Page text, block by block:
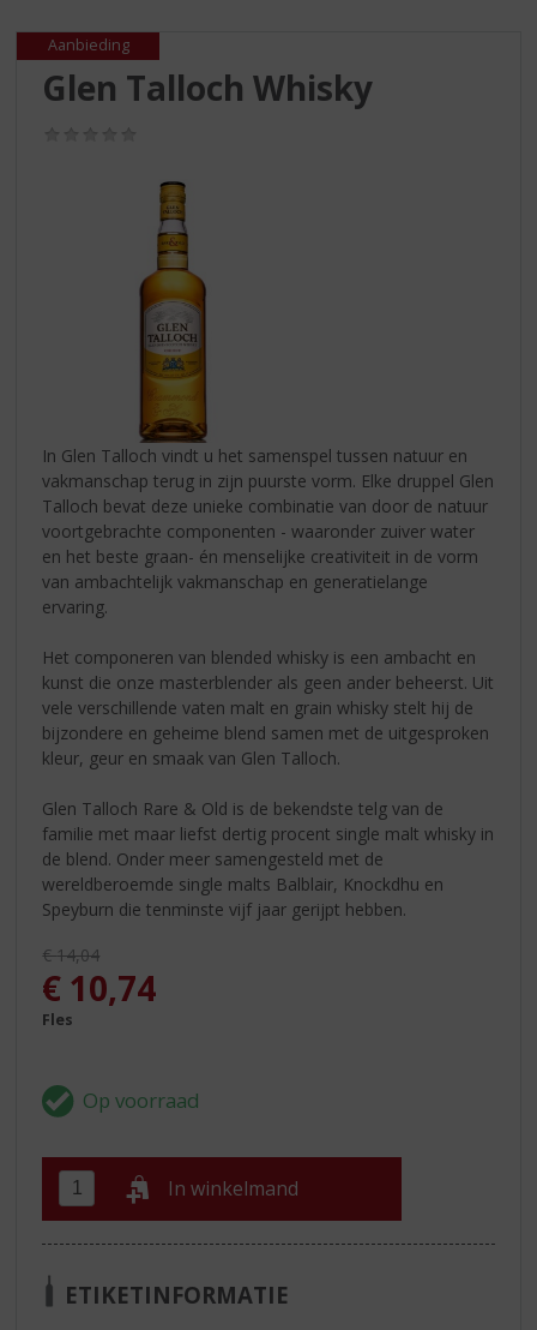
p
Aanbieding
Glen Talloch Whisky
In Glen Talloch vindt u het samenspel tussen natuur en
vakmanschap terug in zijn puurste vorm. Elke druppel Glen
Talloch bevat deze unieke combinatie van door de natuur
voortgebrachte componenten - waaronder zuiver water
en het beste graan- én menselijke creativiteit in de vorm
van ambachtelijk vakmanschap en generatielange
ervaring.
Het componeren van blended whisky is een ambacht en
kunst die onze masterblender als geen ander beheerst. Uit
vele verschillende vaten malt en grain whisky stelt hij de
bijzondere en geheime blend samen met de uitgesproken
kleur, geur en smaak van Glen Talloch.
Glen Talloch Rare & Old is de bekendste telg van de
familie met maar liefst dertig procent single malt whisky in
de blend. Onder meer samengesteld met de
wereldberoemde single malts Balblair, Knockdhu en
Speyburn die tenminste vijf jaar gerijpt hebben.
Originele prijs was:
€14,04
, Huidige prijs is:
€ 10,74
Fles
In winkelmand
ETIKETINFORMATIE